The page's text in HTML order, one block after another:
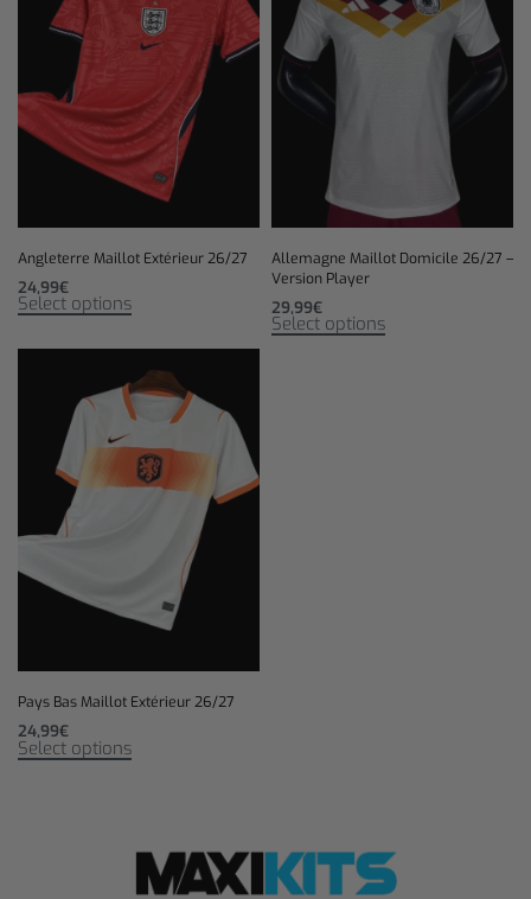
Angleterre Maillot Extérieur 26/27
24,99€
Select options
Allemagne Maillot Domicile 26/27 –
Version Player
29,99€
Select options
Pays Bas Maillot Extérieur 26/27
24,99€
Select options